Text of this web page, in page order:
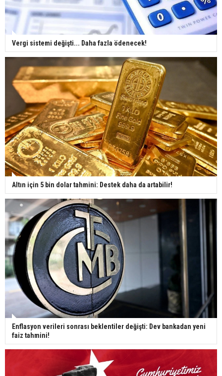
Vergi sistemi değişti... Daha fazla ödenecek!
Altın için 5 bin dolar tahmini: Destek daha da artabilir!
Enflasyon verileri sonrası beklentiler değişti: Dev bankadan yeni
faiz tahmini!